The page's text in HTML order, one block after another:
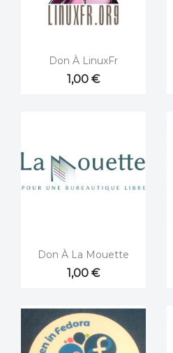
Aperçu rapide
Don À LinuxFr
1,00 €
Aperçu rapide
Don À La Mouette
1,00 €